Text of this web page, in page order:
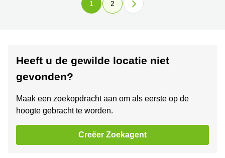
1 2
Heeft u de gewilde locatie niet
gevonden?
Maak een zoekopdracht aan om als eerste op de
hoogte gebracht te worden.
Creëer Zoekagent